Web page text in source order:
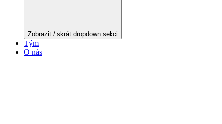
Zobrazit / skrát dropdown sekci
Tým
O nás